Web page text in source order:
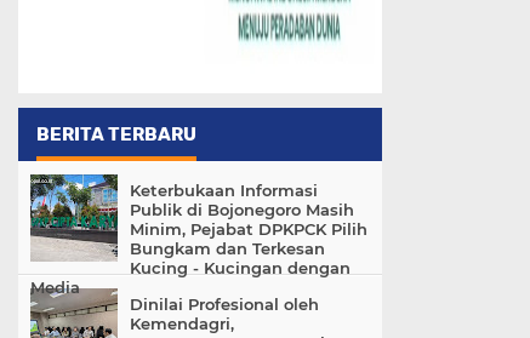
BERITA TERBARU
Keterbukaan Informasi
Publik di Bojonegoro Masih
Minim, Pejabat DPKPCK Pilih
Bungkam dan Terkesan
Kucing - Kucingan dengan
Media
Dinilai Profesional oleh
Kemendagri,